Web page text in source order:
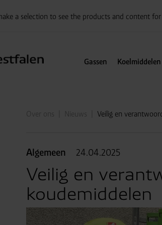
a selection to see the products and content
Gassen Koelmiddelen
Over ons Nieuws Veilig en
Algemeen 24.04.2025
Veilig en
koudemiddelen